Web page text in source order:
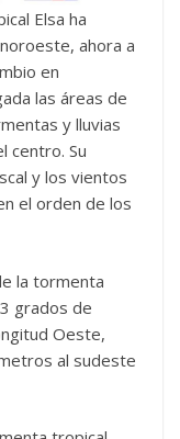
Elsa ha
ahora a
en
las áreas de
y lluvias
centro. Su
y los vientos
el orden de los
la tormenta
grados de
Oeste,
al sudeste